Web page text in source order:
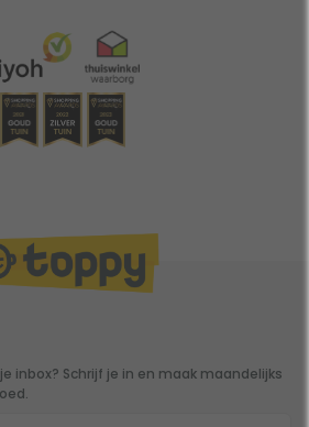
inbox? Schrijf je in en maak maandelijks